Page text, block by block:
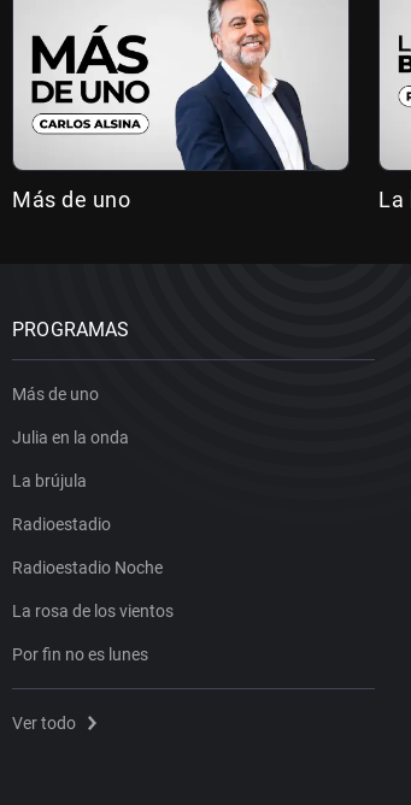
Más de uno La
PROGRAMAS
Más de uno
Julia en la onda
La brújula
Radioestadio
Radioestadio Noche
La rosa de los vientos
Por fin no es lunes
Ver todo